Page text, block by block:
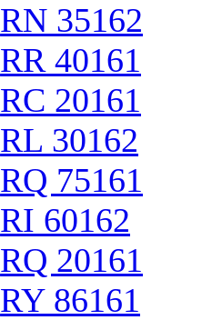
RN 35162
RR 40161
RC 20161
RL 30162
RQ 75161
RI 60162
RQ 20161
RY 86161